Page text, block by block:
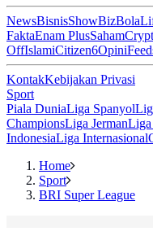
NewsBisnisShowBizBola
FaktaEnam PlusSaham
OffIslamiCitizen6Opini
KontakKebijakan Privasi
Sport
Piala DuniaLiga Spanyol
ChampionsLiga JermanLiga
IndonesiaLiga Internasional
Home
Sport
BRI Super League